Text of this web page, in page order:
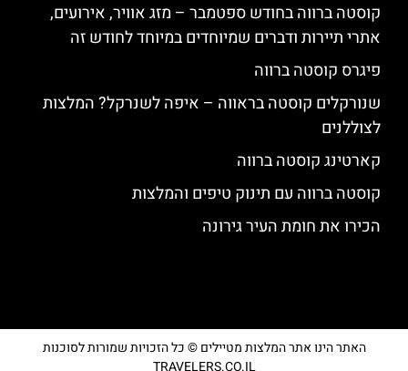
קוסטה ברווה בחודש ספטמבר – מזג אוויר, אירועים,
אתרי תיירות ודברים שמיוחדים במיוחד לחודש זה
פיגרס קוסטה ברווה
שנורקלים קוסטה בראווה – איפה לשנרקל? המלצות
לצוללנים
קארטינג קוסטה ברווה
קוסטה ברווה עם תינוק טיפים והמלצות
הכירו את חומת העיר גירונה
האתר הינו אתר המלצות מטיילים © כל הזכויות שמורות לסוכנות